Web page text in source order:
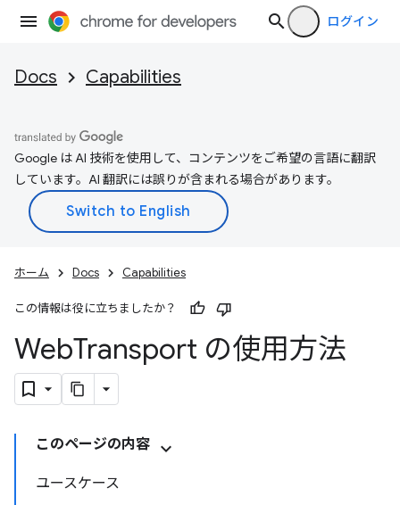
ログイン
Docs Capabilities
Google は AI 技術を使用して、コンテンツをご希望の言語に翻訳
しています。AI 翻訳には誤りが含まれる場合があります。
ホーム Docs Capabilities
この情報は役に立ちましたか？
WebTransport の使用方法
このページの内容
ユースケース